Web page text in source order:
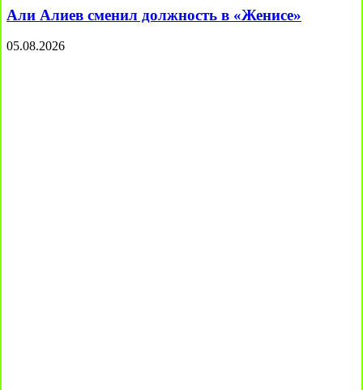
Али Алиев сменил должность в «Женисе»
05.08.2026